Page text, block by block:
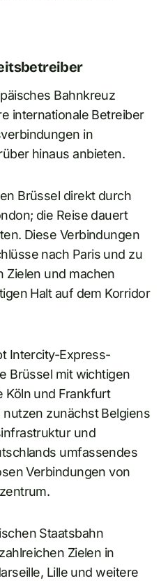
Bahnkreuz
internationale Betreiber
in
hinaus anbieten.
Brüssel direkt durch
die Reise dauert
Diese Verbindungen
nach Paris und zu
Zielen und machen
Halt auf dem Korridor
Intercity-Express-
Brüssel mit wichtigen
Köln und Frankfurt
zunächst Belgiens
und
umfassendes
Verbindungen von
Staatsbahn
Zielen in
Lille und weitere